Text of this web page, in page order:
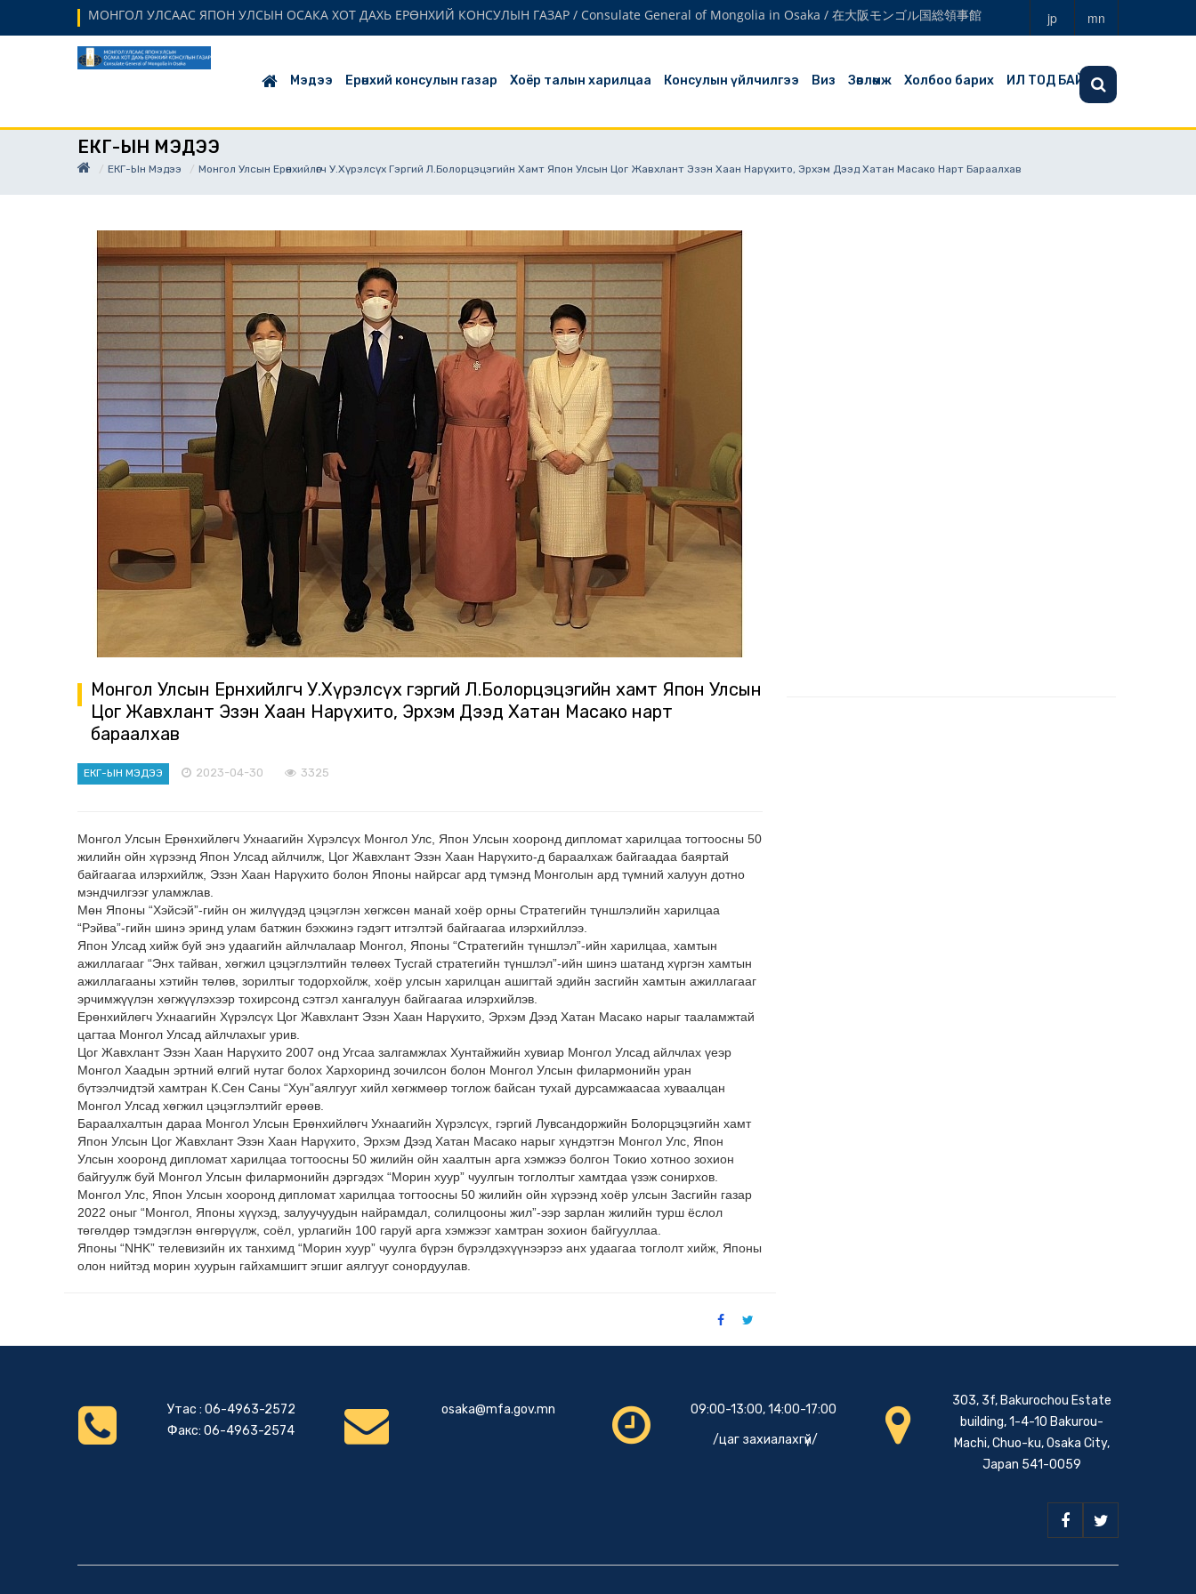
МОНГОЛ УЛСААС ЯПОН УЛСЫН ОСАКА ХОТ ДАХЬ ЕРӨНХИЙ КОНСУЛЫН ГАЗАР / Consulate General of Mongolia in Osaka / 在大阪モンゴル国総領事館 jp mn
Мэдээ Ерөнхий консулын газар Хоёр талын харилцаа Консулын үйлчилгээ Виз Зөвлөмж Холбоо барих ИЛ ТОД БАЙДАЛ
ЕКГ-ЫН МЭДЭЭ
ЕКГ-Ын Мэдээ Монгол Улсын Ерөнхийлөгч У.Хүрэлсүх Гэргий Л.Болорцэцэгийн Хамт Япон Улсын Цог Жавхлант Эзэн Хаан Нарүхито, Эрхэм Дээд Хатан Масако Нарт Бараалхав
Монгол Улсын Ерөнхийлөгч У.Хүрэлсүх гэргий Л.Болорцэцэгийн хамт Япон Улсын
Цог Жавхлант Эзэн Хаан Нарүхито, Эрхэм Дээд Хатан Масако нарт
бараалхав
ЕКГ-ЫН МЭДЭЭ 2023-04-30 3325
Монгол Улсын Ерөнхийлөгч Ухнаагийн Хүрэлсүх Монгол Улс, Япон Улсын хооронд дипломат харилцаа тогтоосны 50
жилийн ойн хүрээнд Япон Улсад айлчилж, Цог Жавхлант Эзэн Хаан Нарүхито-д бараалхаж байгаадаа баяртай
байгаагаа илэрхийлж, Эзэн Хаан Нарүхито болон Японы найрсаг ард түмэнд Монголын ард түмний халуун дотно
мэндчилгээг уламжлав.
Мөн Японы “Хэйсэй”-гийн он жилүүдэд цэцэглэн хөгжсөн манай хоёр орны Стратегийн түншлэлийн харилцаа
“Рэйва”-гийн шинэ эринд улам батжин бэхжинэ гэдэгт итгэлтэй байгаагаа илэрхийллээ.
Япон Улсад хийж буй энэ удаагийн айлчлалаар Монгол, Японы “Стратегийн түншлэл”-ийн харилцаа, хамтын
ажиллагааг “Энх тайван, хөгжил цэцэглэлтийн төлөөх Тусгай стратегийн түншлэл”-ийн шинэ шатанд хүргэн хамтын
ажиллагааны хэтийн төлөв, зорилтыг тодорхойлж, хоёр улсын харилцан ашигтай эдийн засгийн хамтын ажиллагааг
эрчимжүүлэн хөгжүүлэхээр тохирсонд сэтгэл хангалуун байгаагаа илэрхийлэв.
Ерөнхийлөгч Ухнаагийн Хүрэлсүх Цог Жавхлант Эзэн Хаан Нарүхито, Эрхэм Дээд Хатан Масако нарыг тааламжтай
цагтаа Монгол Улсад айлчлахыг урив.
Цог Жавхлант Эзэн Хаан Нарүхито 2007 онд Угсаа залгамжлах Хунтайжийн хувиар Монгол Улсад айлчлах үеэр
Монгол Хаадын эртний өлгий нутаг болох Хархоринд зочилсон болон Монгол Улсын филармонийн уран
бүтээлчидтэй хамтран К.Сен Саны “Хун”аялгууг хийл хөгжмөөр тоглож байсан тухай дурсамжаасаа хуваалцан
Монгол Улсад хөгжил цэцэглэлтийг ерөөв.
Бараалхалтын дараа Монгол Улсын Ерөнхийлөгч Ухнаагийн Хүрэлсүх, гэргий Лувсандоржийн Болорцэцэгийн хамт
Япон Улсын Цог Жавхлант Эзэн Хаан Нарүхито, Эрхэм Дээд Хатан Масако нарыг хүндэтгэн Монгол Улс, Япон
Улсын хооронд дипломат харилцаа тогтоосны 50 жилийн ойн хаалтын арга хэмжээ болгон Токио хотноо зохион
байгуулж буй Монгол Улсын филармонийн дэргэдэх “Морин хуур” чуулгын тоглолтыг хамтдаа үзэж сонирхов.
Монгол Улс, Япон Улсын хооронд дипломат харилцаа тогтоосны 50 жилийн ойн хүрээнд хоёр улсын Засгийн газар
2022 оныг “Монгол, Японы хүүхэд, залуучуудын найрамдал, солилцооны жил”-ээр зарлан жилийн турш ёслол
төгөлдөр тэмдэглэн өнгөрүүлж, соёл, урлагийн 100 гаруй арга хэмжээг хамтран зохион байгууллаа.
Японы “NHK” телевизийн их танхимд “Морин хуур” чуулга бүрэн бүрэлдэхүүнээрээ анх удаагаа тоглолт хийж, Японы
олон нийтэд морин хуурын гайхамшигт эгшиг аялгууг сонордуулав.
Утас : 06-4963-2572
Факс: 06-4963-2574
osaka@mfa.gov.mn
09:00-13:00, 14:00-17:00
/цаг захиалахгүй/
303, 3f, Bakurochou Estate
building, 1-4-10 Bakurou-
Machi, Chuo-ku, Osaka City,
Japan 541-0059